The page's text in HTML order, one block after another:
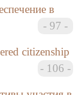
сообщения по
в
97
citizenship
106